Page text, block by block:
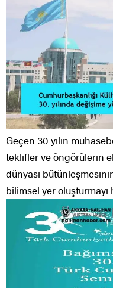
Geçen 30 yılın
teklifler ve öngörülerin
dünyası
bilimsel yer oluşturmayı